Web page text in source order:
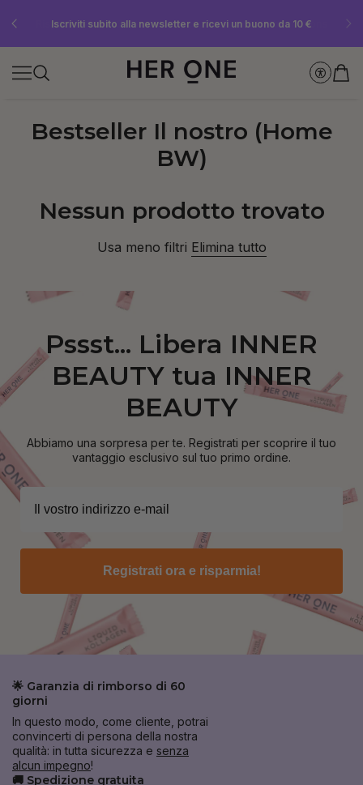
Iscriviti subito alla newsletter e ricevi un buono da 10 €
Risparmia fino al 30% con Subscriptions nostri Subscriptions
Bestseller Il nostro (Home
BW)
Nessun prodotto trovato
Usa meno filtri Elimina tutto
Pssst... Libera INNER
BEAUTY tua INNER
BEAUTY
Abbiamo una sorpresa per te. Registrati per scoprire il tuo
vantaggio esclusivo sul tuo primo ordine.
Registrati ora e risparmia!
🌟 Garanzia di rimborso di 60
giorni
In questo modo, come cliente, potrai
convincerti di persona della nostra
qualità: in tutta sicurezza e senza
alcun impegno!
🚚 Spedizione gratuita